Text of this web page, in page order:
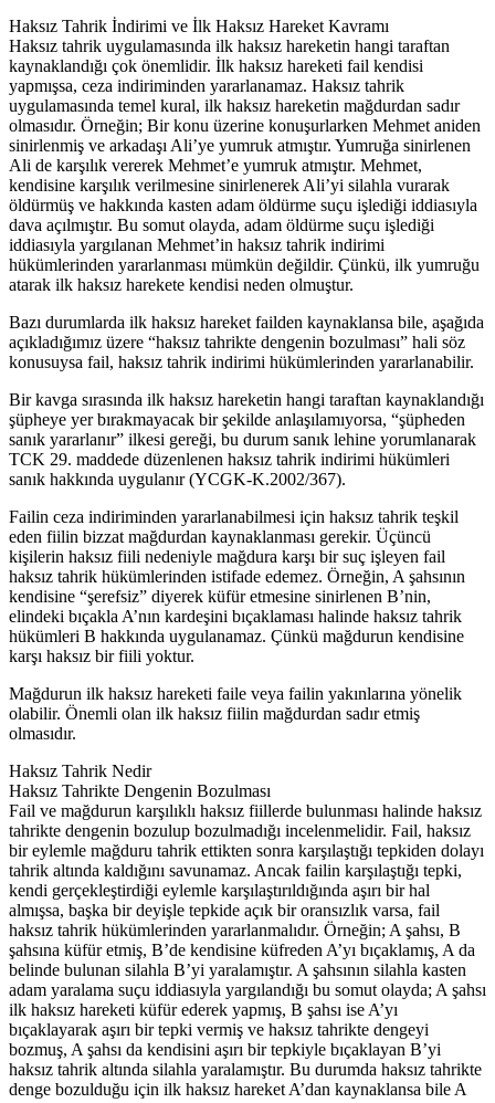
Haksız Tahrik İndirimi ve İlk Haksız Hareket Kavramı
Haksız tahrik uygulamasında ilk haksız hareketin hangi taraftan
kaynaklandığı çok önemlidir. İlk haksız hareketi fail kendisi
yapmışsa, ceza indiriminden yararlanamaz. Haksız tahrik
uygulamasında temel kural, ilk haksız hareketin mağdurdan sadır
olmasıdır. Örneğin; Bir konu üzerine konuşurlarken Mehmet aniden
sinirlenmiş ve arkadaşı Ali’ye yumruk atmıştır. Yumruğa sinirlenen
Ali de karşılık vererek Mehmet’e yumruk atmıştır. Mehmet,
kendisine karşılık verilmesine sinirlenerek Ali’yi silahla vurarak
öldürmüş ve hakkında kasten adam öldürme suçu işlediği iddiasıyla
dava açılmıştır. Bu somut olayda, adam öldürme suçu işlediği
iddiasıyla yargılanan Mehmet’in haksız tahrik indirimi
hükümlerinden yararlanması mümkün değildir. Çünkü, ilk yumruğu
atarak ilk haksız harekete kendisi neden olmuştur.
Bazı durumlarda ilk haksız hareket failden kaynaklansa bile, aşağıda
açıkladığımız üzere “haksız tahrikte dengenin bozulması” hali söz
konusuysa fail, haksız tahrik indirimi hükümlerinden yararlanabilir.
Bir kavga sırasında ilk haksız hareketin hangi taraftan kaynaklandığı
şüpheye yer bırakmayacak bir şekilde anlaşılamıyorsa, “şüpheden
sanık yararlanır” ilkesi gereği, bu durum sanık lehine yorumlanarak
TCK 29. maddede düzenlenen haksız tahrik indirimi hükümleri
sanık hakkında uygulanır (YCGK-K.2002/367).
Failin ceza indiriminden yararlanabilmesi için haksız tahrik teşkil
eden fiilin bizzat mağdurdan kaynaklanması gerekir. Üçüncü
kişilerin haksız fiili nedeniyle mağdura karşı bir suç işleyen fail
haksız tahrik hükümlerinden istifade edemez. Örneğin, A şahsının
kendisine “şerefsiz” diyerek küfür etmesine sinirlenen B’nin,
elindeki bıçakla A’nın kardeşini bıçaklaması halinde haksız tahrik
hükümleri B hakkında uygulanamaz. Çünkü mağdurun kendisine
karşı haksız bir fiili yoktur.
Mağdurun ilk haksız hareketi faile veya failin yakınlarına yönelik
olabilir. Önemli olan ilk haksız fiilin mağdurdan sadır etmiş
olmasıdır.
Haksız Tahrik Nedir
Haksız Tahrikte Dengenin Bozulması
Fail ve mağdurun karşılıklı haksız fiillerde bulunması halinde haksız
tahrikte dengenin bozulup bozulmadığı incelenmelidir. Fail, haksız
bir eylemle mağduru tahrik ettikten sonra karşılaştığı tepkiden dolayı
tahrik altında kaldığını savunamaz. Ancak failin karşılaştığı tepki,
kendi gerçekleştirdiği eylemle karşılaştırıldığında aşırı bir hal
almışsa, başka bir deyişle tepkide açık bir oransızlık varsa, fail
haksız tahrik hükümlerinden yararlanmalıdır. Örneğin; A şahsı, B
şahsına küfür etmiş, B’de kendisine küfreden A’yı bıçaklamış, A da
belinde bulunan silahla B’yi yaralamıştır. A şahsının silahla kasten
adam yaralama suçu iddiasıyla yargılandığı bu somut olayda; A şahsı
ilk haksız hareketi küfür ederek yapmış, B şahsı ise A’yı
bıçaklayarak aşırı bir tepki vermiş ve haksız tahrikte dengeyi
bozmuş, A şahsı da kendisini aşırı bir tepkiyle bıçaklayan B’yi
haksız tahrik altında silahla yaralamıştır. Bu durumda haksız tahrikte
denge bozulduğu için ilk haksız hareket A’dan kaynaklansa bile A